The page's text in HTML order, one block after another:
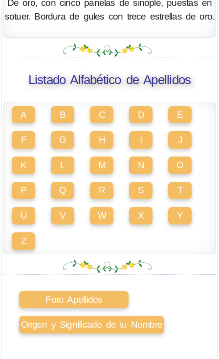
De oro, con cinco panelas de sinople, puestas en
sotuer. Bordura de gules con trece estrellas de oro.
Listado Alfabético de Apellidos
A B C D E
F G H I J
K L M N O
P Q R S T
U V W X Y
Z
Foro Apellidos
Origen y Significado de tu Nombre